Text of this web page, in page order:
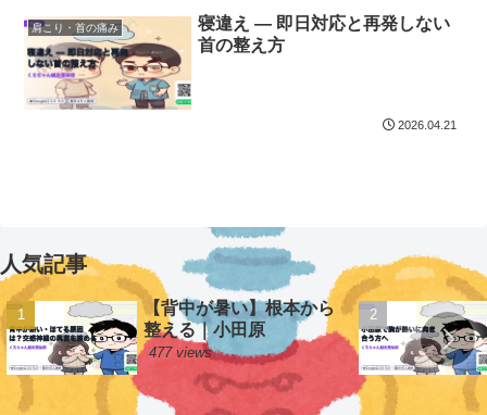
肩こり・首の痛み
寝違え — 即日対応と再発しない
首の整え方
2026.04.21
人気記事
【背中が暑い】根本から
整える｜小田原
477 views